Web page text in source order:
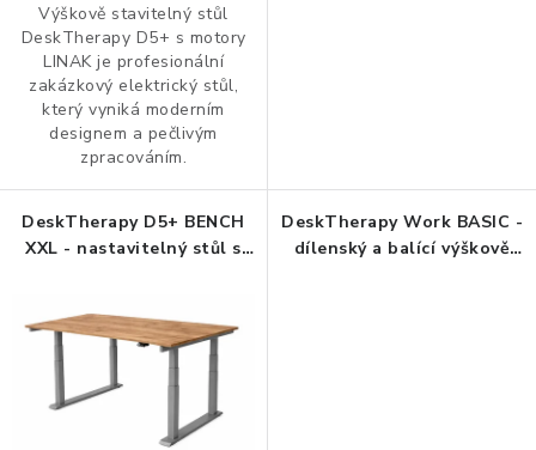
KANCELÁŘSKÉ POTŘEBY
ZÁSUVKOVÉ BOXY
NÁDOBY NA ODPAD
ZDRAVÁ KANCELÁŘ
ČISTIČKY VZDUCHU
Výškově stavitelný stůl
DeskTherapy D5+ s motory
LINAK je profesionální
zakázkový elektrický stůl,
který vyniká moderním
designem a pečlivým
zpracováním.
DeskTherapy D5+ BENCH
XXL - nastavitelný stůl s
DeskTherapy Work BASIC -
dílenský a balící výškově